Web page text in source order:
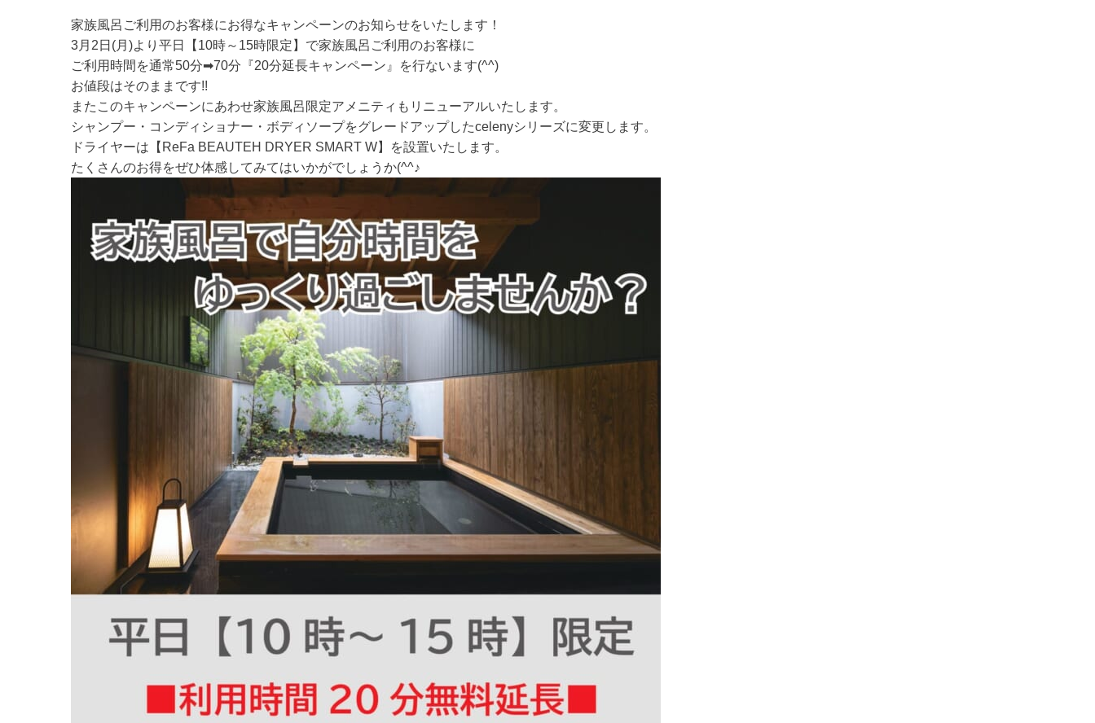
家族風呂ご利用のお客様にお得なキャンペーンのお知らせをいたします！
3月2日(月)より平日【10時～15時限定】で家族風呂ご利用のお客様に
ご利用時間を通常50分➡70分『20分延長キャンペーン』を行ないます(^^)
お値段はそのままです!!
またこのキャンペーンにあわせ家族風呂限定アメニティもリニューアルいたします。
シャンプー・コンディショナー・ボディソープをグレードアップしたcelenyシリーズに変更します。
ドライヤーは【ReFa BEAUTEH DRYER SMART W】を設置いたします。
たくさんのお得をぜひ体感してみてはいかがでしょうか(^^♪